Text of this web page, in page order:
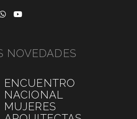
NOVEDADES
ENCUENTRO
NACIONAL
MUJERES